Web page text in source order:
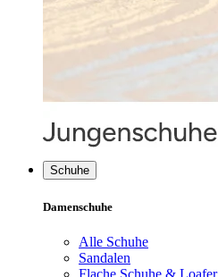
Schuhe
Damenschuhe
Alle Schuhe
Sandalen
Flache Schuhe & Loafer